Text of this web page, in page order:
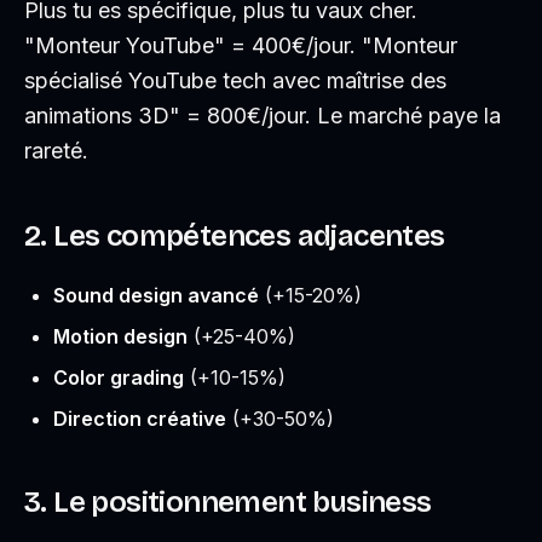
Plus tu es spécifique, plus tu vaux cher.
"Monteur YouTube" = 400€/jour. "Monteur
spécialisé YouTube tech avec maîtrise des
animations 3D" = 800€/jour. Le marché paye la
rareté.
2. Les compétences adjacentes
Sound design avancé (+15-20%)
Motion design (+25-40%)
Color grading (+10-15%)
Direction créative (+30-50%)
3. Le positionnement business